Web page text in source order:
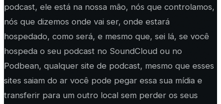
podcast, ele está na nossa mão, nós que controlamos,
nós que dizemos onde vai ser, onde estará
hospedado, como será, e mesmo que, sei lá, se você
hospeda o seu podcast no SoundCloud ou no
Podbean, qualquer site de podcast, mesmo que esses
sites saiam do ar você pode pegar essa sua mídia e
transferir para um outro local sem perder os seus